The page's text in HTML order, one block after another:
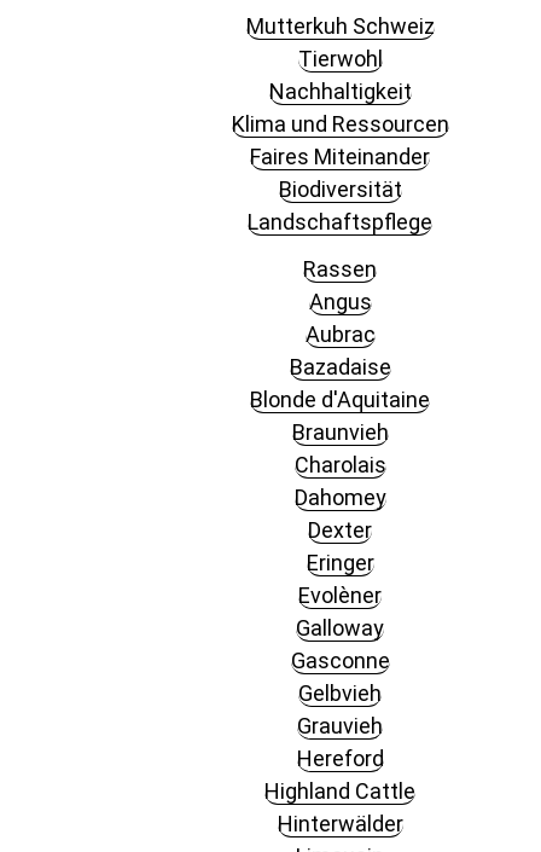
Mutterkuh Schweiz
Tierwohl
Nachhaltigkeit
Klima und Ressourcen
Faires Miteinander
Biodiversität
Landschaftspflege
Rassen
Angus
Aubrac
Bazadaise
Blonde d'Aquitaine
Braunvieh
Charolais
Dahomey
Dexter
Eringer
Evolèner
Galloway
Gasconne
Gelbvieh
Grauvieh
Hereford
Highland Cattle
Hinterwälder